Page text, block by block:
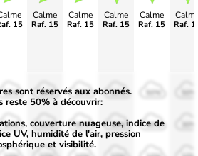
15
Calme
Raf. 15
Calme
Raf. 15
Calme
Raf. 15
Calme
Raf. 15 Raf.
50%
30%
50%
30%
50%
30%
50%
30%
50%
30%
sont réservés aux abonnés.
reste 50% à découvrir:
couverture nuageuse, indice de
UV, humidité de l'air, pression
et visibilité.